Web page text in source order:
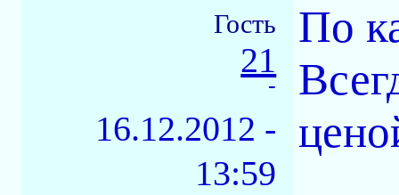
Гость
21
-
16.12.2012 -
13:59
По